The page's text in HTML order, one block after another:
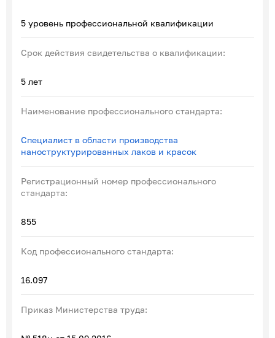
5 уровень профессиональной квалификации
Срок действия свидетельства о квалификации:
5 лет
Наименование профессионального стандарта:
Специалист в области производства
наноструктурированных лаков и красок
Регистрационный номер профессионального
стандарта:
855
Код профессионального стандарта:
16.097
Приказ Министерства труда: